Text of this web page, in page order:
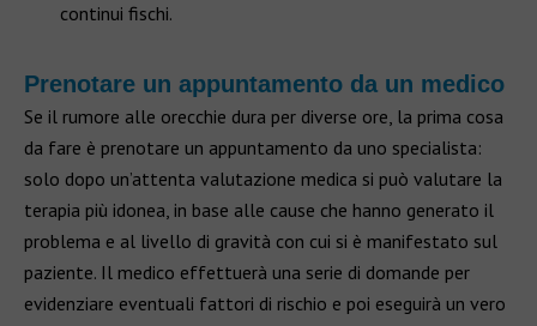
continui fischi.
Prenotare un appuntamento da un medico
Se il rumore alle orecchie dura per diverse ore, la prima cosa
da fare è prenotare un appuntamento da uno specialista:
solo dopo un’attenta valutazione medica si può valutare la
terapia più idonea, in base alle cause che hanno generato il
problema e al livello di gravità con cui si è manifestato sul
paziente. Il medico effettuerà una serie di domande per
evidenziare eventuali fattori di rischio e poi eseguirà un vero